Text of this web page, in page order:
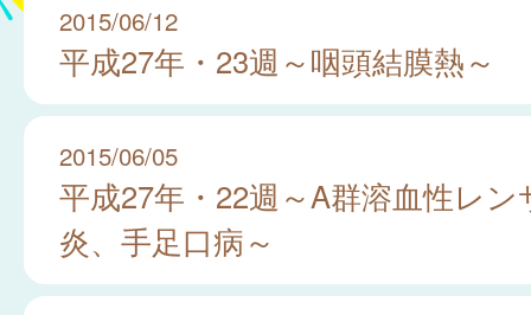
2015/06/12
平成27年・23週～咽頭結膜熱～
2015/06/05
平成27年・22週～A群溶血性レン
炎、手足口病～